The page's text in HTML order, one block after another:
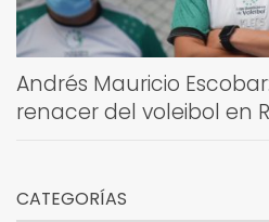
Andrés Mauricio
renacer del voleibol en
CATEGORÍAS